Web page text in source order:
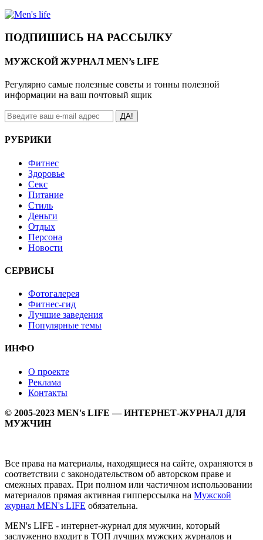
ПОДПИШИСЬ НА РАССЫЛКУ
МУЖСКОЙ ЖУРНАЛ MEN’s LIFE
Регулярно самые полезные советы и тонны полезной
информации на ваш почтовый ящик
ДА!
РУБРИКИ
Фитнес
Здоровье
Секс
Питание
Стиль
Деньги
Отдых
Персона
Новости
СЕРВИСЫ
Фотогалерея
Фитнес-гид
Лучшие заведения
Популярные темы
ИНФО
О проекте
Реклама
Контакты
© 2005-2023 MEN's LIFE — ИНТЕРНЕТ-ЖУРНАЛ ДЛЯ
МУЖЧИН
Все права на материалы, находящиеся на сайте, охраняются в
соответствии с законодательством об авторском праве и
смежных правах. При полном или частичном использовании
материалов прямая активная гипперссылка на Мужской
журнал MEN's LIFE обязательна.
MEN's LIFE - интернет-журнал для мужчин, который
заслуженно входит в ТОП лучших мужских журналов и